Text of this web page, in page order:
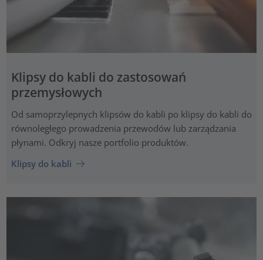
Klipsy do kabli do zastosowań
przemysłowych
Od samoprzylepnych klipsów do kabli po klipsy do kabli do
równoległego prowadzenia przewodów lub zarządzania
płynami. Odkryj nasze portfolio produktów.
Klipsy do kabli